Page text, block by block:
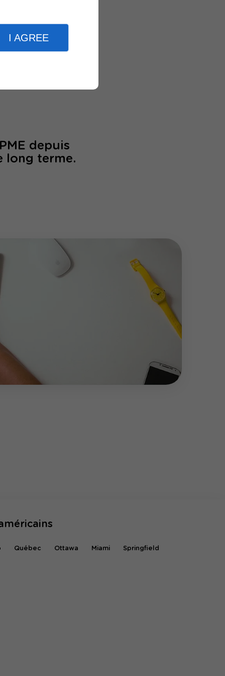
I AGREE
depuis
long terme.
Québec Ottawa Miami Springfield